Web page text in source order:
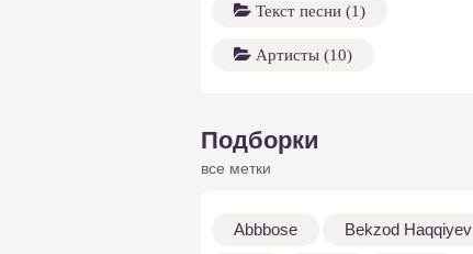
Текст песни (1)
Артисты (10)
Подборки
все метки
Abbbose Bekzod Haqqiyev